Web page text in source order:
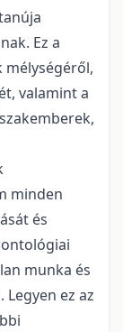
Ez a
mélységéről,
valamint a
minden
és
munka és
ez az